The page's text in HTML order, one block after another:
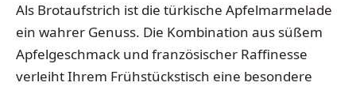
Als Brotaufstrich ist die türkische Apfelmarmelade
ein wahrer Genuss. Die Kombination aus süßem
Apfelgeschmack und französischer Raffinesse
verleiht Ihrem Frühstückstisch eine besondere